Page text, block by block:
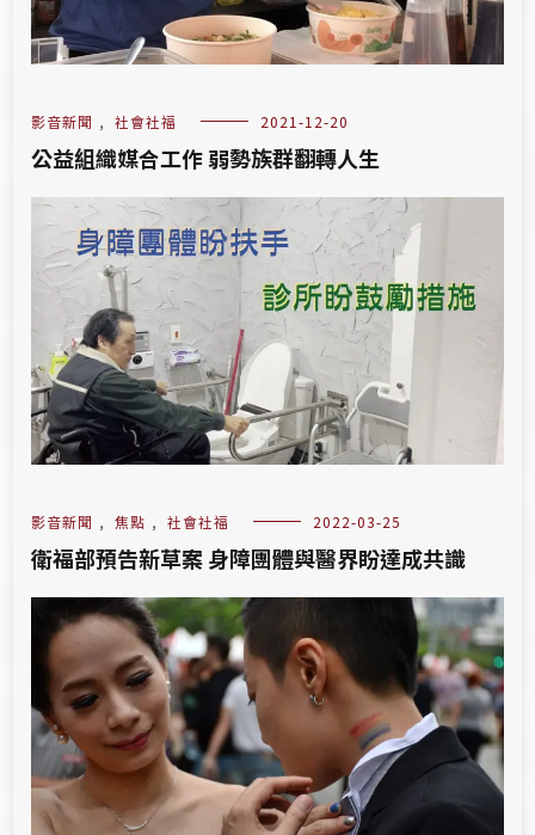
影音新聞 , 社會社福 2021-12-20
公益組織媒合工作 弱勢族群翻轉人生
影音新聞 , 焦點 , 社會社福 2022-03-25
衛福部預告新草案 身障團體與醫界盼達成共識